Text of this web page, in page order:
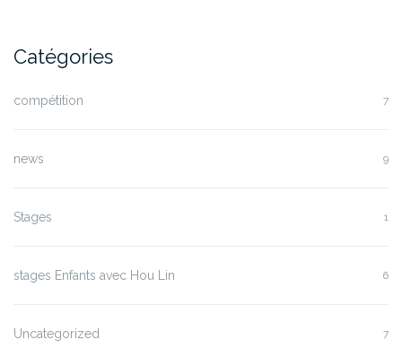
Catégories
compétition 7
news 9
Stages 1
stages Enfants avec Hou Lin 6
Uncategorized 7